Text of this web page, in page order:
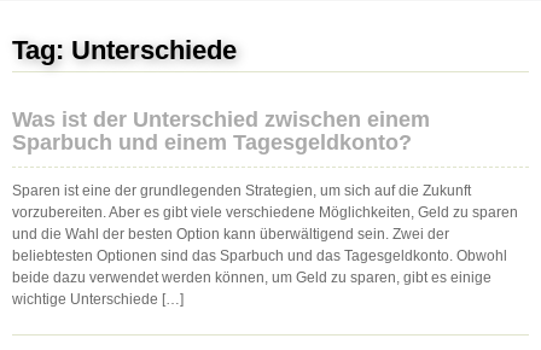
Tag: Unterschiede
Was ist der Unterschied zwischen einem
Sparbuch und einem Tagesgeldkonto?
Sparen ist eine der grundlegenden Strategien, um sich auf die Zukunft
vorzubereiten. Aber es gibt viele verschiedene Möglichkeiten, Geld zu sparen
und die Wahl der besten Option kann überwältigend sein. Zwei der
beliebtesten Optionen sind das Sparbuch und das Tagesgeldkonto. Obwohl
beide dazu verwendet werden können, um Geld zu sparen, gibt es einige
wichtige Unterschiede […]